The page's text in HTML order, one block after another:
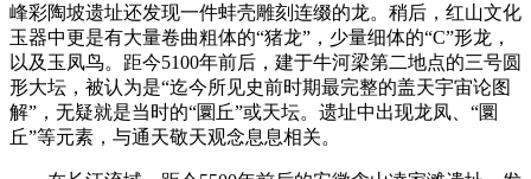
峰彩陶坡遗址还发现一件蚌壳雕刻连缀的龙。稍后，红山文化
玉器中更是有大量卷曲粗体的“猪龙”，少量细体的“C”形龙，
以及玉凤鸟。距今5100年前后，建于牛河梁第二地点的三号圆
形大坛，被认为是“迄今所见史前时期最完整的盖天宇宙论图
解”，无疑就是当时的“圜丘”或天坛。遗址中出现龙凤、“圜
丘”等元素，与通天敬天观念息息相关。